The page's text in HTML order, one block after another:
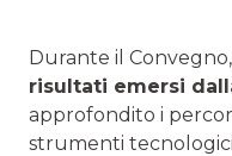
Durante il
risultati emersi
approfondito i
strumenti tecnologici